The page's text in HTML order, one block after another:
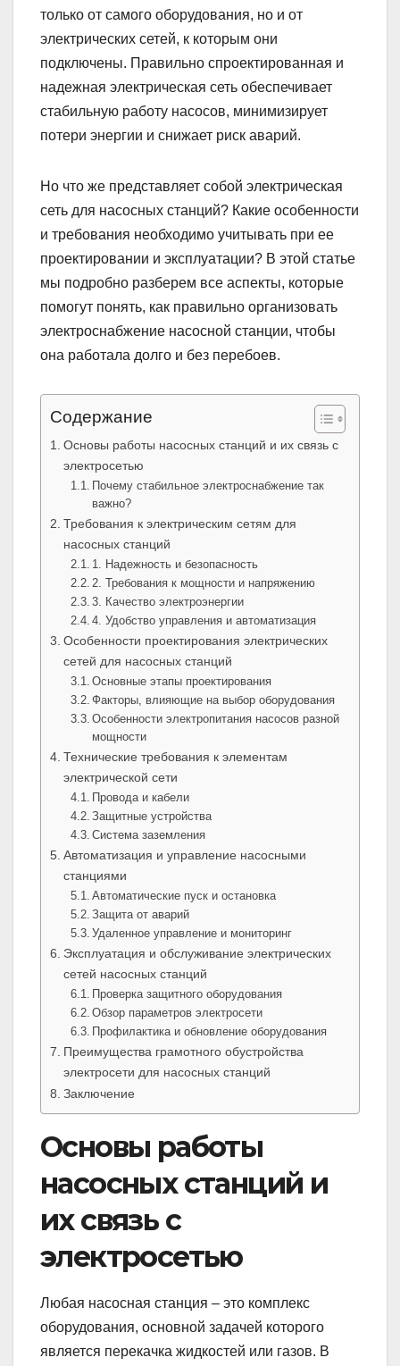
только от самого оборудования, но и от
электрических сетей, к которым они
подключены. Правильно спроектированная и
надежная электрическая сеть обеспечивает
стабильную работу насосов, минимизирует
потери энергии и снижает риск аварий.
Но что же представляет собой электрическая
сеть для насосных станций? Какие особенности
и требования необходимо учитывать при ее
проектировании и эксплуатации? В этой статье
мы подробно разберем все аспекты, которые
помогут понять, как правильно организовать
электроснабжение насосной станции, чтобы
она работала долго и без перебоев.
Содержание
Основы работы насосных станций и их связь с
электросетью
Почему стабильное электроснабжение так
важно?
Требования к электрическим сетям для
насосных станций
1. Надежность и безопасность
2. Требования к мощности и напряжению
3. Качество электроэнергии
4. Удобство управления и автоматизация
Особенности проектирования электрических
сетей для насосных станций
Основные этапы проектирования
Факторы, влияющие на выбор оборудования
Особенности электропитания насосов разной
мощности
Технические требования к элементам
электрической сети
Провода и кабели
Защитные устройства
Система заземления
Автоматизация и управление насосными
станциями
Автоматические пуск и остановка
Защита от аварий
Удаленное управление и мониторинг
Эксплуатация и обслуживание электрических
сетей насосных станций
Проверка защитного оборудования
Обзор параметров электросети
Профилактика и обновление оборудования
Преимущества грамотного обустройства
электросети для насосных станций
Заключение
Основы работы
насосных станций и
их связь с
электросетью
Любая насосная станция – это комплекс
оборудования, основной задачей которого
является перекачка жидкостей или газов. В